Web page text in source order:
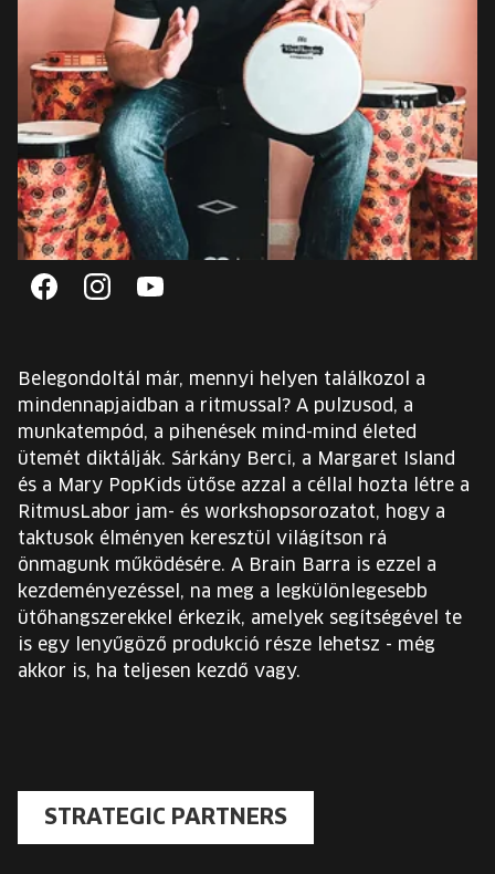
EURÓPA JÖVŐFESZTIVÁLJA
ELŐADÓK
INGYENES DIÁK- ÉS TANÁRREGISZTRÁCIÓ
JEGYEK
KOSÁR
EN
Belegondoltál már, mennyi helyen találkozol a
mindennapjaidban a ritmussal? A pulzusod, a
munkatempód, a pihenések mind-mind életed
ütemét diktálják. Sárkány Berci, a Margaret Island
és a Mary PopKids ütőse azzal a céllal hozta létre a
RitmusLabor jam- és workshopsorozatot, hogy a
taktusok élményen keresztül világítson rá
önmagunk működésére. A Brain Barra is ezzel a
kezdeményezéssel, na meg a legkülönlegesebb
ütőhangszerekkel érkezik, amelyek segítségével te
is egy lenyűgöző produkció része lehetsz - még
akkor is, ha teljesen kezdő vagy.
STRATEGIC PARTNERS